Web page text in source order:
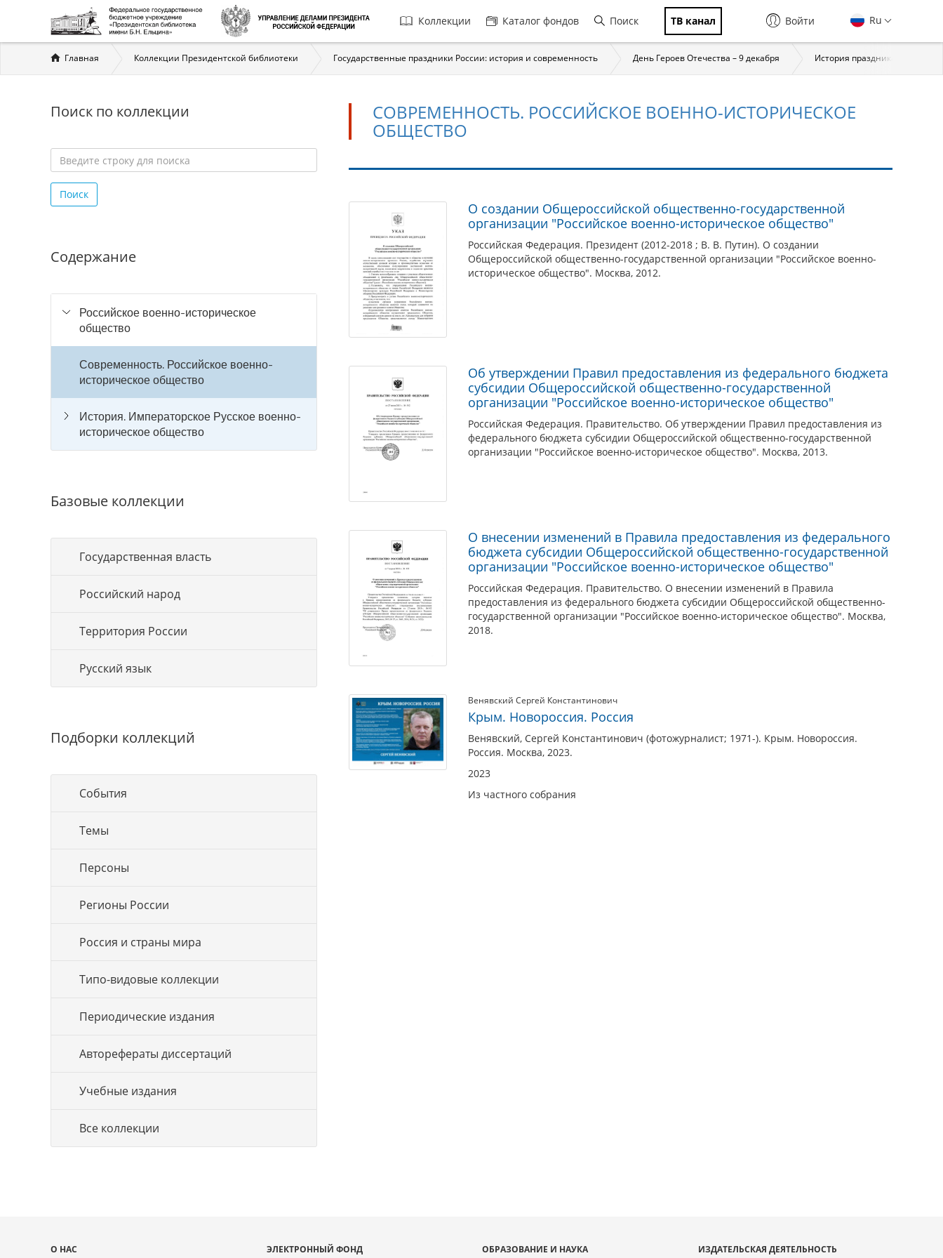
Главная
навигация
Коллекции Каталог фондов Поиск ТВ канал Ru
Войти
Вы
здесь
Главная Коллекции Президентской библиотеки Государственные праздники России: история и современность День Героев Отечества – 9 декабря История праздника
Поиск по коллекции
строку
для
Поиск
Содержание
Российское военно-историческое
общество
Современность. Российское военно-
историческое общество
История. Императорское Русское военно-
историческое общество
Базовые коллекции
Государственная власть
Российский народ
Территория России
Русский язык
Подборки коллекций
События
Темы
Персоны
Регионы России
Россия и страны мира
Типо-видовые коллекции
Периодические издания
Авторефераты диссертаций
Учебные издания
Все коллекции
СОВРЕМЕННОСТЬ. РОССИЙСКОЕ ВОЕННО-ИСТОРИЧЕСКОЕ
ОБЩЕСТВО
Современность.
Российское
военно-
историческое
общество
О создании Общероссийской общественно-государственной
организации "Российское военно-историческое общество"
Российская Федерация. Президент (2012-2018 ; В. В. Путин). О создании
Общероссийской общественно-государственной организации "Российское военно-
историческое общество". Москва, 2012.
Об утверждении Правил предоставления из федерального бюджета
субсидии Общероссийской общественно-государственной
организации "Российское военно-историческое общество"
Российская Федерация. Правительство. Об утверждении Правил предоставления из
федерального бюджета субсидии Общероссийской общественно-государственной
организации "Российское военно-историческое общество". Москва, 2013.
О внесении изменений в Правила предоставления из федерального
бюджета субсидии Общероссийской общественно-государственной
организации "Российское военно-историческое общество"
Российская Федерация. Правительство. О внесении изменений в Правила
предоставления из федерального бюджета субсидии Общероссийской общественно-
государственной организации "Российское военно-историческое общество". Москва,
2018.
Венявский Сергей Константинович
Крым. Новороссия. Россия
Венявский, Сергей Константинович (фотожурналист; 1971-). Крым. Новороссия.
Россия. Москва, 2023.
2023
Из частного собрания
Карта
О НАС ЭЛЕКТРОННЫЙ ФОНД ОБРАЗОВАНИЕ И НАУКА ИЗДАТЕЛЬСКАЯ ДЕЯТЕЛЬНОСТЬ